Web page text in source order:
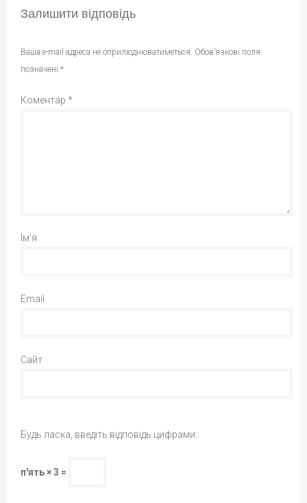
Залишити відповідь
Ваша e-mail адреса не оприлюднюватиметься. Обов’язкові поля
позначені *
Коментар *
Ім'я
Email
Сайт
Будь ласка, введіть відповідь цифрами:
п'ять × 3 =